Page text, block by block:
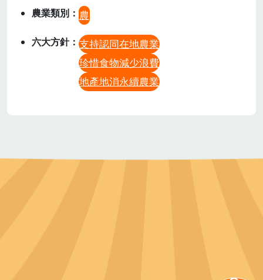
農業類別
農
六大方針
支持認同在地農業
珍惜食物減少浪費
地產地消永續農業